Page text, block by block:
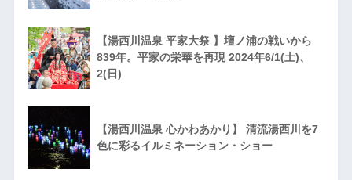
【湯西川温泉 平家大祭 】壇ノ浦の戦いから
839年。平家の栄華を再現 2024年6/1(土)、
2(日)
【湯西川温泉 心かわあかり】 清流湯西川を7
色に彩るイルミネーション・ショー